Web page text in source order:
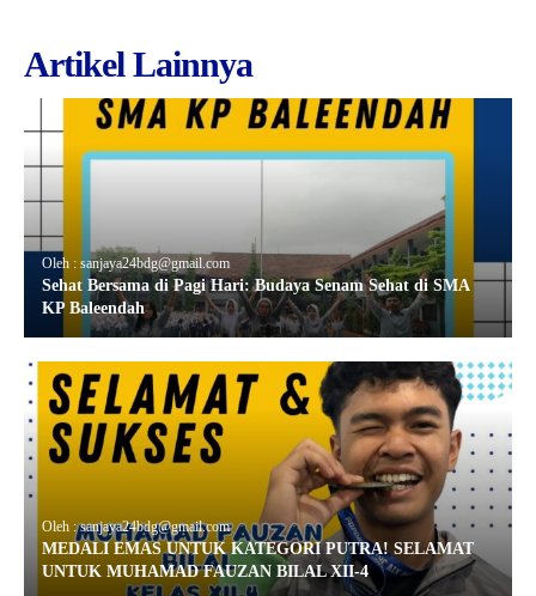
Artikel Lainnya
Oleh : sanjaya24bdg@gmail.com
Sehat Bersama di Pagi Hari: Budaya Senam Sehat di SMA
KP Baleendah
Oleh : sanjaya24bdg@gmail.com
MEDALI EMAS UNTUK KATEGORI PUTRA! SELAMAT
UNTUK MUHAMAD FAUZAN BILAL XII-4